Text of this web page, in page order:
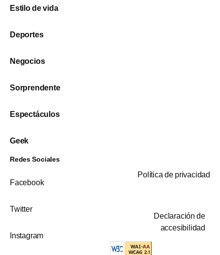
Estilo de vida
Deportes
Negocios
Sorprendente
Espectáculos
Geek
Redes Sociales
Facebook
Twitter
Instagram
Política de privacidad
Declaración de
accesibilidad